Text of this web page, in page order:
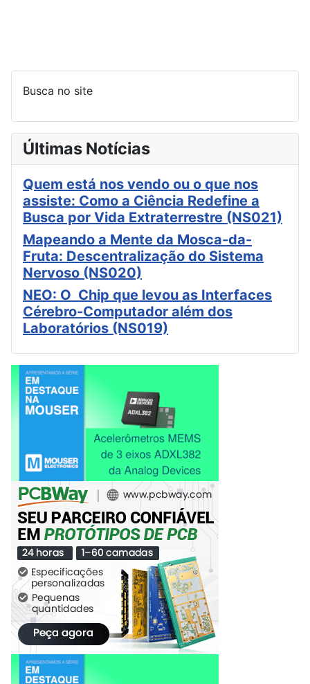
Busca no site
Últimas Notícias
Quem está nos vendo ou o que nos
assiste: Como a Ciência Redefine a
Busca por Vida Extraterrestre (NS021)
Mapeando a Mente da Mosca-da-
Fruta: Descentralização do Sistema
Nervoso (NS020)
NEO: O Chip que levou as Interfaces
Cérebro-Computador além dos
Laboratórios (NS019)